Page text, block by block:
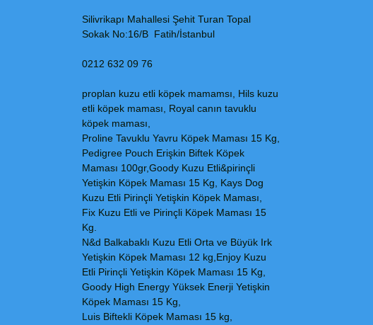
Silivrikapı Mahallesi Şehit Turan Topal
Sokak No:16/B Fatih/İstanbul
0212 632 09 76
proplan kuzu etli köpek mamamsı, Hils kuzu
etli köpek maması, Royal canın tavuklu
köpek maması,
Proline Tavuklu Yavru Köpek Maması 15 Kg,
Pedigree Pouch Erişkin Biftek Köpek
Maması 100gr,Goody Kuzu Etli&pirinçli
Yetişkin Köpek Maması 15 Kg, Kays Dog
Kuzu Etli Pirinçli Yetişkin Köpek Maması,
Fix Kuzu Etli ve Pirinçli Köpek Maması 15
Kg.
N&d Balkabaklı Kuzu Etli Orta ve Büyük Irk
Yetişkin Köpek Maması 12 kg,Enjoy Kuzu
Etli Pirinçli Yetişkin Köpek Maması 15 Kg,
Goody High Energy Yüksek Enerji Yetişkin
Köpek Maması 15 Kg,
Luis Biftekli Köpek Maması 15 kg,